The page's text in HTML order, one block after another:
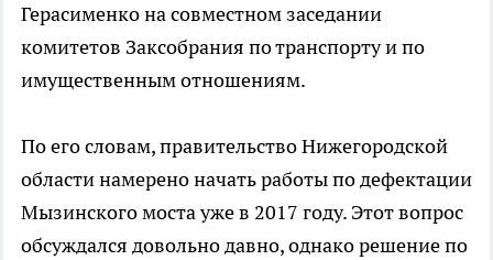
Герасименко на совместном заседании
комитетов Заксобрания по транспорту и по
имущественным отношениям.
По его словам, правительство Нижегородской
области намерено начать работы по дефектации
Мызинского моста уже в 2017 году. Этот вопрос
обсуждался довольно давно, однако решение по